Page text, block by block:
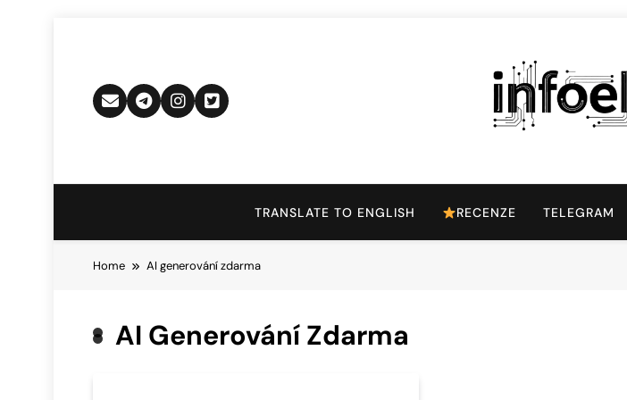
Infoek.cz
TRANSLATE TO ENGLISH RECENZE TELEGRAM
Home AI generování zdarma
AI Generování Zdarma